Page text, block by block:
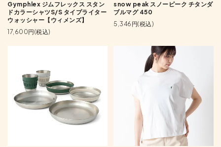
Gymphlex ジムフレックス スタン
ドカラーシャツS/S タイプライター
ウォッシャー【ウィメンズ】
17,600円(税込)
snow peak スノーピーク チタンダ
ブルマグ 450
5,346円(税込)